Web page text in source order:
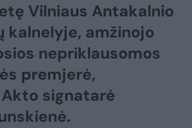
Vilniaus Antakalnio
kalnelyje, amžinojo
nepriklausomos
premjerė,
signatarė